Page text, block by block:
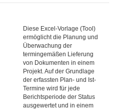
Diese Excel-Vorlage (Tool)
ermöglicht die Planung und
Überwachung der
termingemäßen Lieferung
von Dokumenten in einem
Projekt. Auf der Grundlage
der erfassten Plan- und Ist-
Termine wird für jede
Berichtsperiode der Status
ausgewertet und in einem